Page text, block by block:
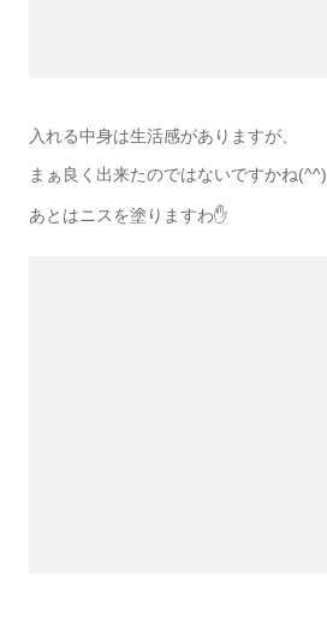
入れる中身は生活感がありますが、
まぁ良く出来たのではないですかね(^^)
あとはニスを塗りますわ✋